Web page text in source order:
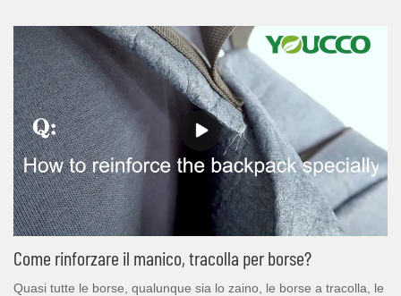
Come rinforzare il manico, tracolla per borse?
Quasi tutte le borse, qualunque sia lo zaino, le borse a tracolla, le